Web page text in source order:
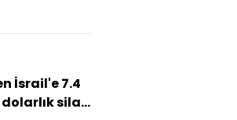
İsrail'e 7.4
silah